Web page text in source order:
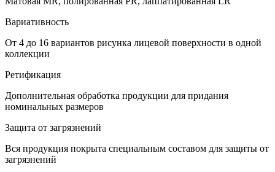
Вариативность
От 4 до 16 вариантов рисунка лицевой поверхности в одной
коллекции
Ретификация
Дополнительная обработка продукции для придания
номинальных размеров
Защита от загрязнений
Вся продукция покрыта специальным составом для защиты от
загрязнений